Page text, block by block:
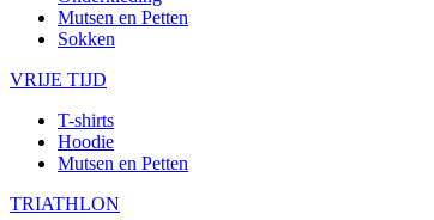
Mutsen en Petten
Sokken
VRIJE TIJD
T-shirts
Hoodie
Mutsen en Petten
TRIATHLON